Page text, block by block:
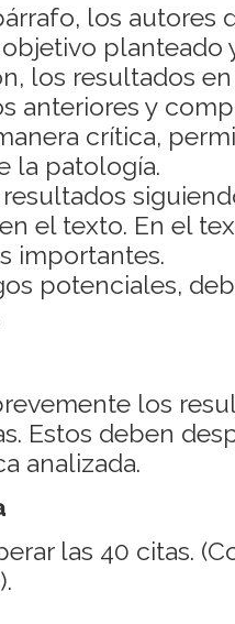
los autores
planteado
los resultados
anteriores y
crítica,
la patología.
el texto. En el
importantes.
potenciales,
los
Estos deben
analizada.
las 40 citas.